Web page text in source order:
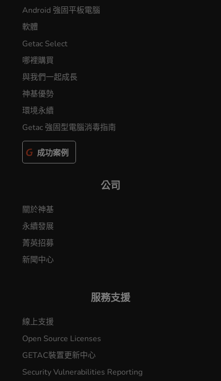
Android 強固平板電腦
軟體
Getac Select
哪裡購買
與我們一起成長
神基優勢
環境永續
Getac 強固型電腦消毒指南
成功案例
公司
關於神基
永續發展
菁英招募
新聞中心
服務支援
線上支援
Open Source Licenses
GETAC裝置更新中心
Security Vulnerabilities Reporting